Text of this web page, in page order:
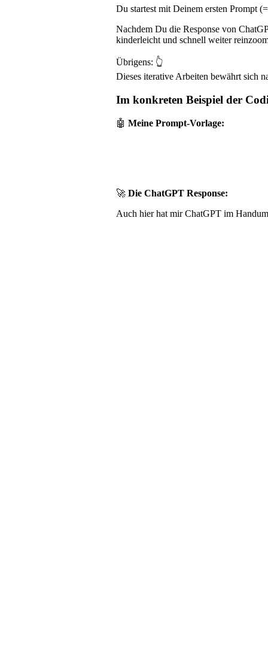
Du startest mit Deinem ersten Prompt
Nachdem Du die Response von
kinderleicht und schnell weiter
Übrigens: 👆
Dieses iterative Arbeiten bewährt sich
Im konkreten Beispiel der
🤖 Meine Prompt-Vorlage:
🚀 Die ChatGPT Response:
Auch hier hat mir ChatGPT im